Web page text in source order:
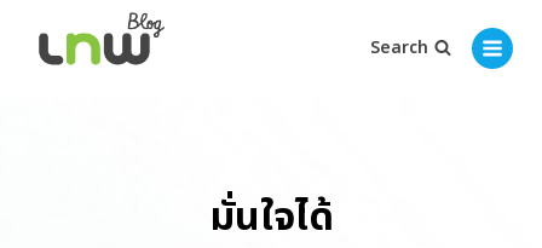
Search
มั่นใจได้